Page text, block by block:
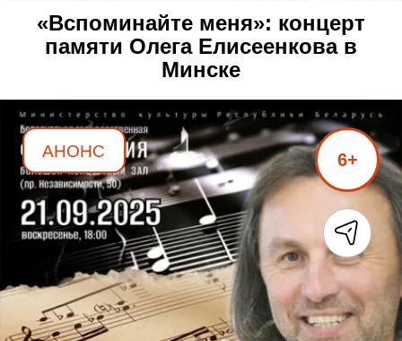
«Вспоминайте меня»: концерт
памяти Олега Елисеенкова в
Минске
АНОНС 6+